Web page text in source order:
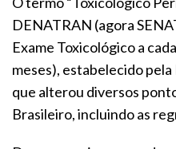
DENATRAN (agora
Exame Toxicológico a
meses), estabelecido
que alterou diversos
Brasileiro, incluindo as